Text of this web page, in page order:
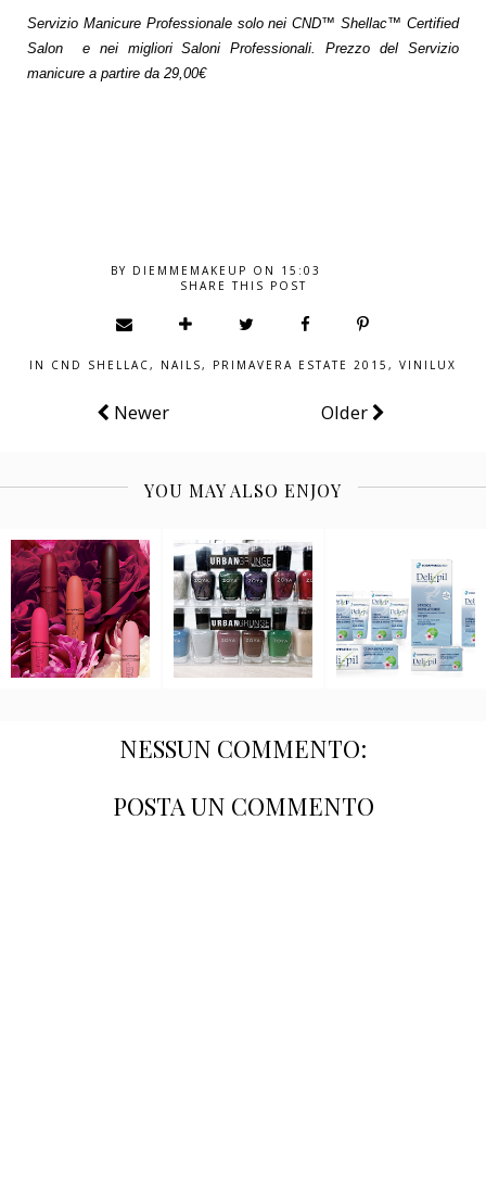
Servizio Manicure Professionale solo nei CND™ Shellac™ Certified
Salon e nei migliori Saloni Professionali. Prezzo del Servizio
manicure a partire da 29,00€
BY DIEMMEMAKEUP ON 15:03
SHARE THIS POST
IN CND SHELLAC, NAILS, PRIMAVERA ESTATE 2015 , VINILUX
Newer Older
YOU MAY ALSO ENJOY
NESSUN COMMENTO:
POSTA UN COMMENTO